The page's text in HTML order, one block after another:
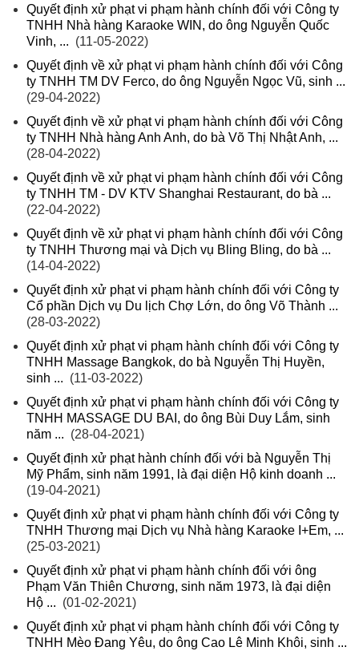
Quyết định xử phạt vi phạm hành chính đối với Công ty
TNHH Nhà hàng Karaoke WIN, do ông Nguyễn Quốc
Vinh, ... (11-05-2022)
Quyết định về xử phạt vi phạm hành chính đối với Công
ty TNHH TM DV Ferco, do ông Nguyễn Ngọc Vũ, sinh ...
(29-04-2022)
Quyết định về xử phạt vi phạm hành chính đối với Công
ty TNHH Nhà hàng Anh Anh, do bà Võ Thị Nhật Anh, ...
(28-04-2022)
Quyết định về xử phạt vi phạm hành chính đối với Công
ty TNHH TM - DV KTV Shanghai Restaurant, do bà ...
(22-04-2022)
Quyết định về xử phạt vi phạm hành chính đối với Công
ty TNHH Thương mại và Dịch vụ Bling Bling, do bà ...
(14-04-2022)
Quyết định xử phạt vi phạm hành chính đối với Công ty
Cổ phần Dịch vụ Du lịch Chợ Lớn, do ông Võ Thành ...
(28-03-2022)
Quyết định xử phạt vi phạm hành chính đối với Công ty
TNHH Massage Bangkok, do bà Nguyễn Thị Huyền,
sinh ... (11-03-2022)
Quyết định xử phạt vi phạm hành chính đối với Công ty
TNHH MASSAGE DU BAI, do ông Bùi Duy Lắm, sinh
năm ... (28-04-2021)
Quyết định xử phạt hành chính đối với bà Nguyễn Thị
Mỹ Phẩm, sinh năm 1991, là đại diện Hộ kinh doanh ...
(19-04-2021)
Quyết định xử phạt vi phạm hành chính đối với Công ty
TNHH Thương mại Dịch vụ Nhà hàng Karaoke I+Em, ...
(25-03-2021)
Quyết định xử phạt vi phạm hành chính đối với ông
Phạm Văn Thiên Chương, sinh năm 1973, là đại diện
Hộ ... (01-02-2021)
Quyết định xử phạt vi phạm hành chính đối với Công ty
TNHH Mèo Đang Yêu, do ông Cao Lê Minh Khôi, sinh ...